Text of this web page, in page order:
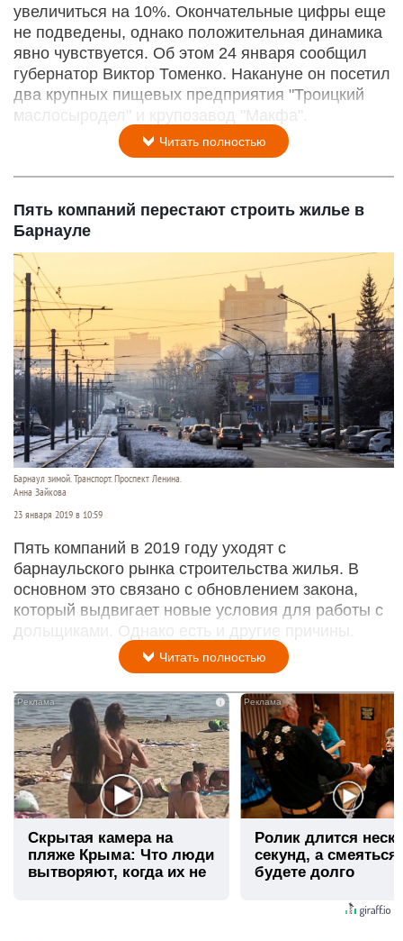
увеличиться на 10%. Окончательные цифры еще
не подведены, однако положительная динамика
явно чувствуется. Об этом 24 января сообщил
губернатор Виктор Томенко. Накануне он посетил
два крупных пищевых предприятия "Троицкий
маслосыродел" и крупозавод "Макфа".
Читать полностью
Пять компаний перестают строить жилье в
Барнауле
Барнаул зимой. Транспорт. Проспект Ленина.
Анна Зайкова
23 января 2019 в 10:59
Пять компаний в 2019 году уходят с
барнаульского рынка строительства жилья. В
основном это связано с обновлением закона,
который выдвигает новые условия для работы с
дольщиками. Однако есть и другие причины.
Читать полностью
i
Скрытая камера на
пляже Крыма: Что люди
вытворяют, когда их не
Ролик длится
секунд, а
будете долго